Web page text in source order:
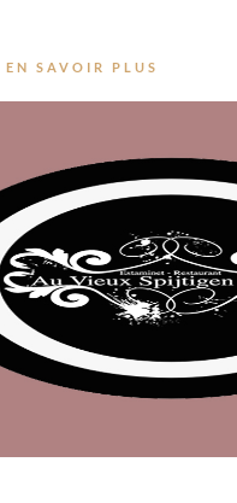
EN SAVOIR PLUS